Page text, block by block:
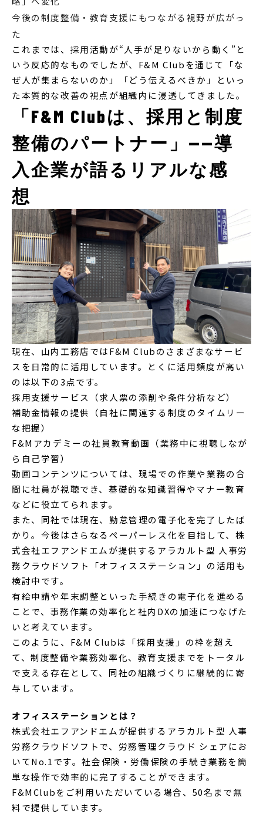
今後の制度整備・教育支援にもつながる視野が広がっ
た
これまでは、採用活動が“人手が足りないから動く”と
いう反応的なものでしたが、F&M Clubを通じて「な
ぜ人が集まらないのか」「どう伝えるべきか」といっ
た本質的な改善の視点が組織内に浸透してきました。
「F&M Clubは、採用と制度
整備のパートナー」——導
入企業が語るリアルな感
想
現在、山内工務店ではF&M Clubのさまざまなサービ
スを日常的に活用しています。とくに活用頻度が高い
のは以下の3点です。
採用支援サービス（求人票の添削や条件分析など）
補助金情報の提供（自社に関連する制度のタイムリー
な把握）
F&Mアカデミーの社員教育動画（業務中に視聴しなが
ら自己学習）
動画コンテンツについては、現場での作業や業務の合
間に社員が視聴でき、基礎的な知識習得やマナー教育
などに役立てられます。
また、同社では現在、勤怠管理の電子化を完了したば
かり。今後はさらなるペーパーレス化を目指して、株
式会社エフアンドエムが提供するアラカルト型 人事労
務クラウドソフト「オフィスステーション」の活用も
検討中です。
有給申請や年末調整といった手続きの電子化を進める
ことで、事務作業の効率化と社内DXの加速につなげた
いと考えています。
このように、F&M Clubは「採用支援」の枠を超え
て、制度整備や業務効率化、教育支援までをトータル
で支える存在として、同社の組織づくりに継続的に寄
与しています。
オフィスステーションとは？
株式会社エフアンドエムが提供するアラカルト型 人事
労務クラウドソフトで、労務管理クラウド シェアにお
いてNo.1です。社会保険・労働保険の手続き業務を簡
単な操作で効率的に完了することができます。
F&MClubをご利用いただいている場合、50名まで無
料で提供しています。